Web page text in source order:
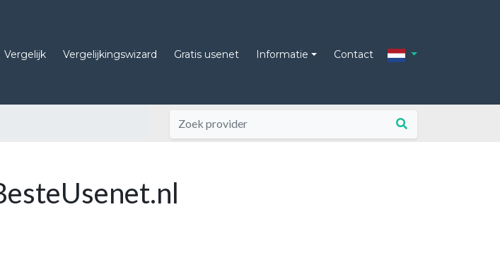
Vergelijk Vergelijkingswizard Gratis usenet Informatie Contact